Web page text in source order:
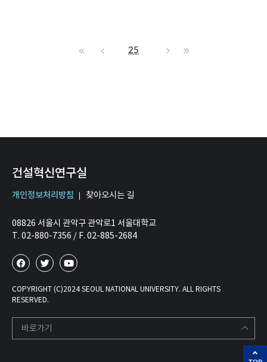
25
건설혁신연구실
개인정보처리방침 찾아오시는 길
08826 서울시 관악구 관악로1 서울대학교
T. 02-880-7356 / F. 02-885-2684
COPYRIGHT (C)2024 SEOUL NATIONAL UNIVERSITY. ALL RIGHTS
RESERVED.
바로가기